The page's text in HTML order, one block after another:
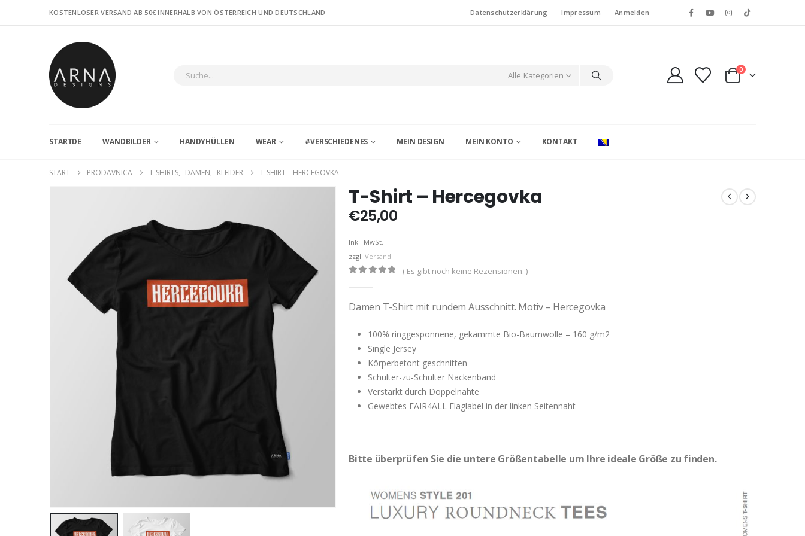
KOSTENLOSER VERSAND AB 50€ INNERHALB VON ÖSTERREICH UND DEUTSCHLAND Datenschutzerklärung Impressum Anmelden
Alle Kategorien
0
STARTDE WANDBILDER HANDYHÜLLEN WEAR #VERSCHIEDENES MEIN DESIGN MEIN KONTO KONTAKT
START PRODAVNICA T-SHIRTS, DAMEN, KLEIDER T-SHIRT – HERCEGOVKA
T-Shirt – Hercegovka
€25,00
Inkl. MwSt.
zzgl. Versand
( Es gibt noch keine Rezensionen. )
Damen T-Shirt mit rundem Ausschnitt. Motiv – Hercegovka
100% ringgesponnene, gekämmte Bio-Baumwolle – 160 g/m2
Single Jersey
Körperbetont geschnitten
Schulter-zu-Schulter Nackenband
Verstärkt durch Doppelnähte
Gewebtes FAIR4ALL Flaglabel in der linken Seitennaht
Bitte überprüfen Sie die untere Größentabelle um Ihre ideale Größe zu finden.